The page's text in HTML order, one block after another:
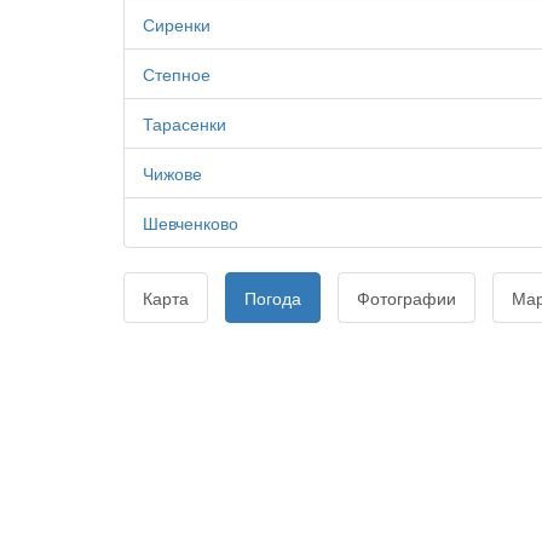
Сиренки
Степное
Тарасенки
Чижове
Шевченково
Карта Погода Фотографии